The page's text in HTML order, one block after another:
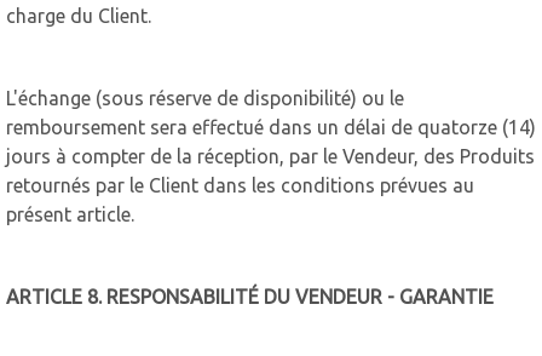
charge du Client.
L'échange (sous réserve de disponibilité) ou le
remboursement sera effectué dans un délai de quatorze (14)
jours à compter de la réception, par le Vendeur, des Produits
retournés par le Client dans les conditions prévues au
présent article.
ARTICLE 8. RESPONSABILITÉ DU VENDEUR - GARANTIE